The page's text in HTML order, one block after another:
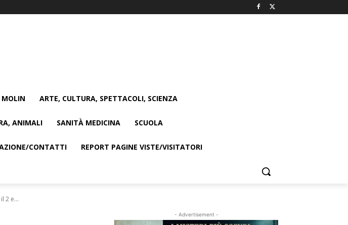
MOLIN ARTE, CULTURA, SPETTACOLI, SCIENZA
ANIMALI SANITÀ MEDICINA SCUOLA
CONTATTI REPORT PAGINE VISTE/VISITATORI
2 e...
- Advertisement -